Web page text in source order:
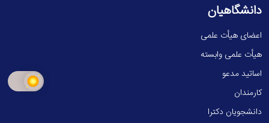
دانشگاهیان
اعضای هیأت علمی
هیأت علمی وابسته
اساتید مدعو
کارمندان
دانشجویان دکترا